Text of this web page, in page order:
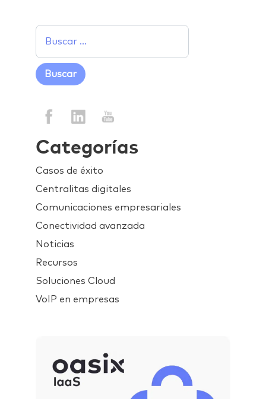
Categorías
Casos de éxito
Centralitas digitales
Comunicaciones empresariales
Conectividad avanzada
Noticias
Recursos
Soluciones Cloud
VoIP en empresas